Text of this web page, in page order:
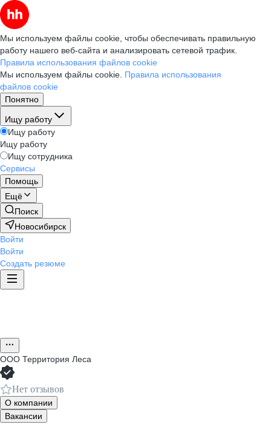
Мы используем файлы cookie, чтобы обеспечивать правильную
работу нашего веб-сайта и анализировать сетевой трафик.
Правила использования файлов cookie
Мы используем файлы cookie. Правила использования
файлов cookie
Понятно
Ищу работу
Ищу работу
Ищу работу
Ищу сотрудника
Сервисы
Помощь
Ещё
Поиск
Новосибирск
Войти
Войти
Создать резюме
ООО Территория Леса
Нет отзывов
О компании
Вакансии